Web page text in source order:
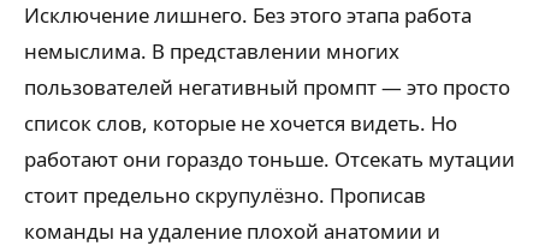
Исключение лишнего. Без этого этапа работа
немыслима. В представлении многих
пользователей негативный промпт — это просто
список слов, которые не хочется видеть. Но
работают они гораздо тоньше. Отсекать мутации
стоит предельно скрупулёзно. Прописав
команды на удаление плохой анатомии и